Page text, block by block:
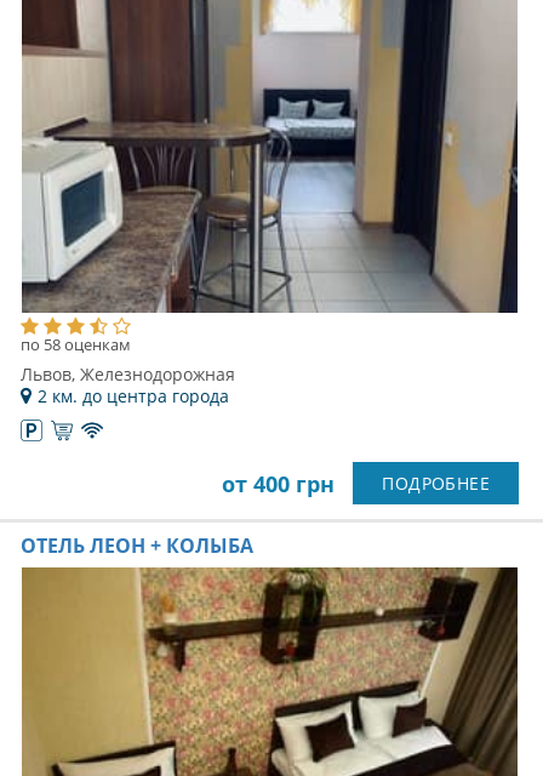
по 58 оценкам
Львов, Железнодорожная
2 км. до центра города
от 400 грн ПОДРОБНЕЕ
ОТЕЛЬ ЛЕОН + КОЛЫБА